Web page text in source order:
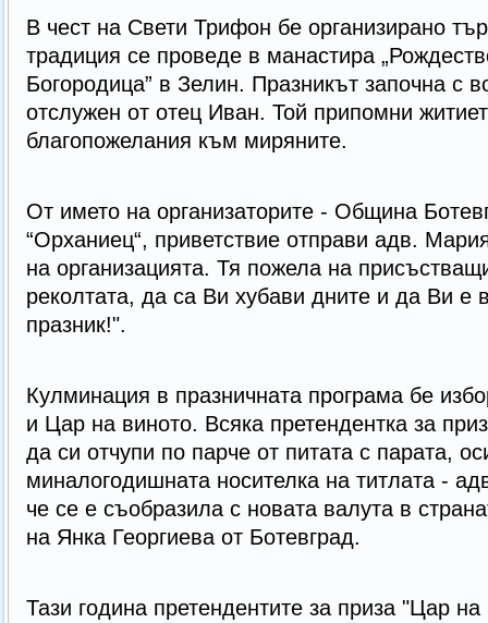
В чест на Свети Трифон бе организирано
традиция се проведе в манастира
Богородица” в Зелин. Празникът започна с
отслужен от отец Иван. Той припомни
благопожелания към миряните.
От името на организаторите - Oбщина
“Орханиец“, приветствие отправи адв.
на организацията. Тя пожела на
реколтата, да са Ви хубави дните и да Ви е
празник!".
Кулминация в празничната програма бе
и Цар на виното. Всяка претендентка за
да си отчупи по парче от питата с парата,
миналогодишната носителка на титлата -
че се е съобразила с новата валута в
на Янка Георгиева от Ботевград.
Тази година претендентите за приза "Цар